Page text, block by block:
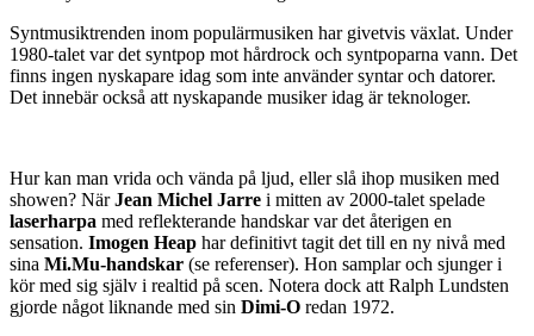
Syntmusiktrenden inom populärmusiken har givetvis växlat. Under
1980-talet var det syntpop mot hårdrock och syntpoparna vann. Det
finns ingen nyskapare idag som inte använder syntar och datorer.
Det innebär också att nyskapande musiker idag är teknologer.
Hur kan man vrida och vända på ljud, eller slå ihop musiken med
showen? NärJean Michel Jarre i mitten av 2000-talet spelade
laserharpa med reflekterande handskar var det återigen en
sensation. Imogen Heap har definitivt tagit det till en ny nivå med
sina Mi.Mu-handskar (se referenser). Hon samplar och sjunger i
kör med sig själv i realtid på scen. Notera dock att Ralph Lundsten
gjorde något liknande med sin Dimi-O redan 1972.